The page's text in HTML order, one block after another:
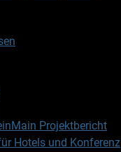
Projektbericht
Hotels und Konferenz